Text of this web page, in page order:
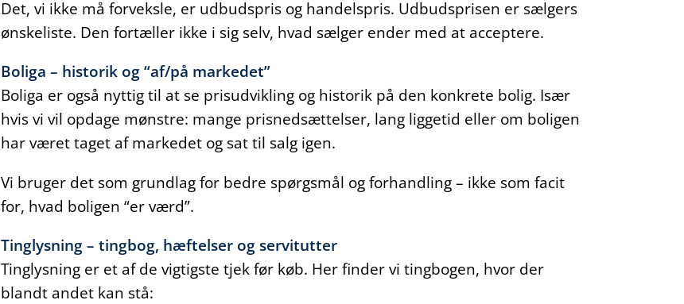
Det, vi ikke må forveksle, er udbudspris og handelspris. Udbudsprisen er sælgers
ønskeliste. Den fortæller ikke i sig selv, hvad sælger ender med at acceptere.
Boliga – historik og “af/på markedet”
Boliga er også nyttig til at se prisudvikling og historik på den konkrete bolig. Især
hvis vi vil opdage mønstre: mange prisnedsættelser, lang liggetid eller om boligen
har været taget af markedet og sat til salg igen.
Vi bruger det som grundlag for bedre spørgsmål og forhandling – ikke som facit
for, hvad boligen “er værd”.
Tinglysning – tingbog, hæftelser og servitutter
Tinglysning er et af de vigtigste tjek før køb. Her finder vi tingbogen, hvor der
blandt andet kan stå: